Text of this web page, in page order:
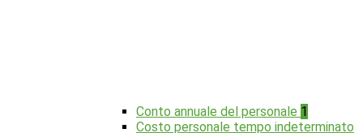
Conto annuale del personale 1
Costo personale tempo indeterminato